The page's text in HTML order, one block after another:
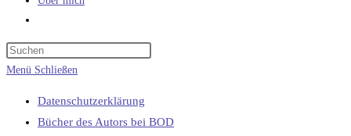
umschalten
Menü Schließen
Datenschutzerklärung
Bücher des Autors bei BOD